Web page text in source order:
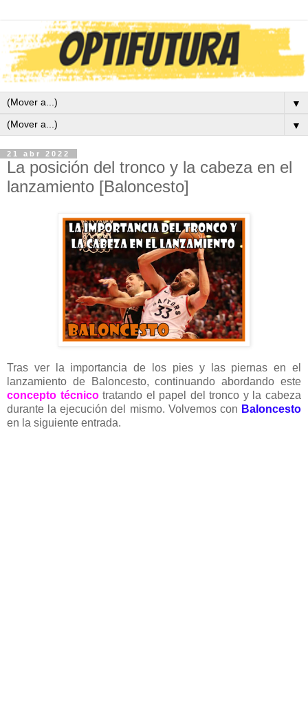
▼
▼
21 abr 2022
La posición del tronco y la cabeza en el
lanzamiento [Baloncesto]
Tras ver la importancia de los pies y las piernas en el
lanzamiento de Baloncesto, continuando abordando este
concepto técnicotratando el papel del tronco y la cabeza
durante la ejecución del mismo. Volvemos con Baloncesto
en la siguiente entrada.